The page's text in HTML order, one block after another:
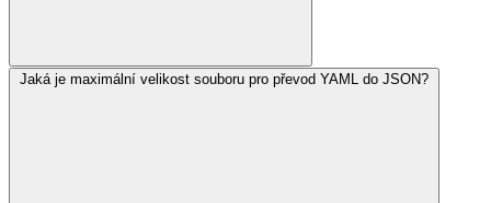
Jaká je maximální velikost souboru pro převod YAML do JSON?